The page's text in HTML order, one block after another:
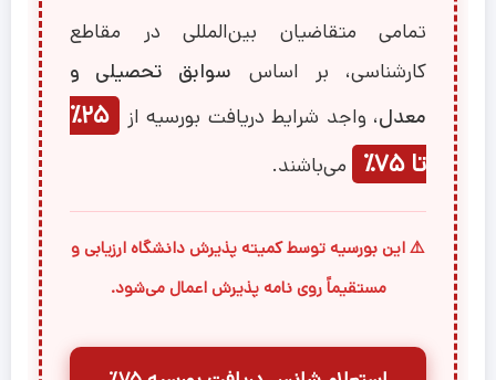
تمامی متقاضیان بین‌المللی در مقاطع
کارشناسی، بر اساس سوابق تحصیلی و
معدل، واجد شرایط دریافت بورسیه‌ از
۲۵٪
تا ۷۵٪
می‌باشند.
⚠️ این بورسیه توسط کمیته پذیرش دانشگاه ارزیابی و
مستقیماً روی نامه پذیرش اعمال می‌شود.